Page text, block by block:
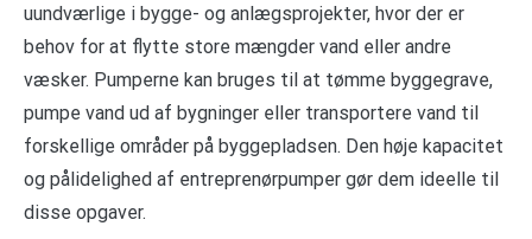
uundværlige i bygge- og anlægsprojekter, hvor der er
behov for at flytte store mængder vand eller andre
væsker. Pumperne kan bruges til at tømme byggegrave,
pumpe vand ud af bygninger eller transportere vand til
forskellige områder på byggepladsen. Den høje kapacitet
og pålidelighed af entreprenørpumper gør dem ideelle til
disse opgaver.